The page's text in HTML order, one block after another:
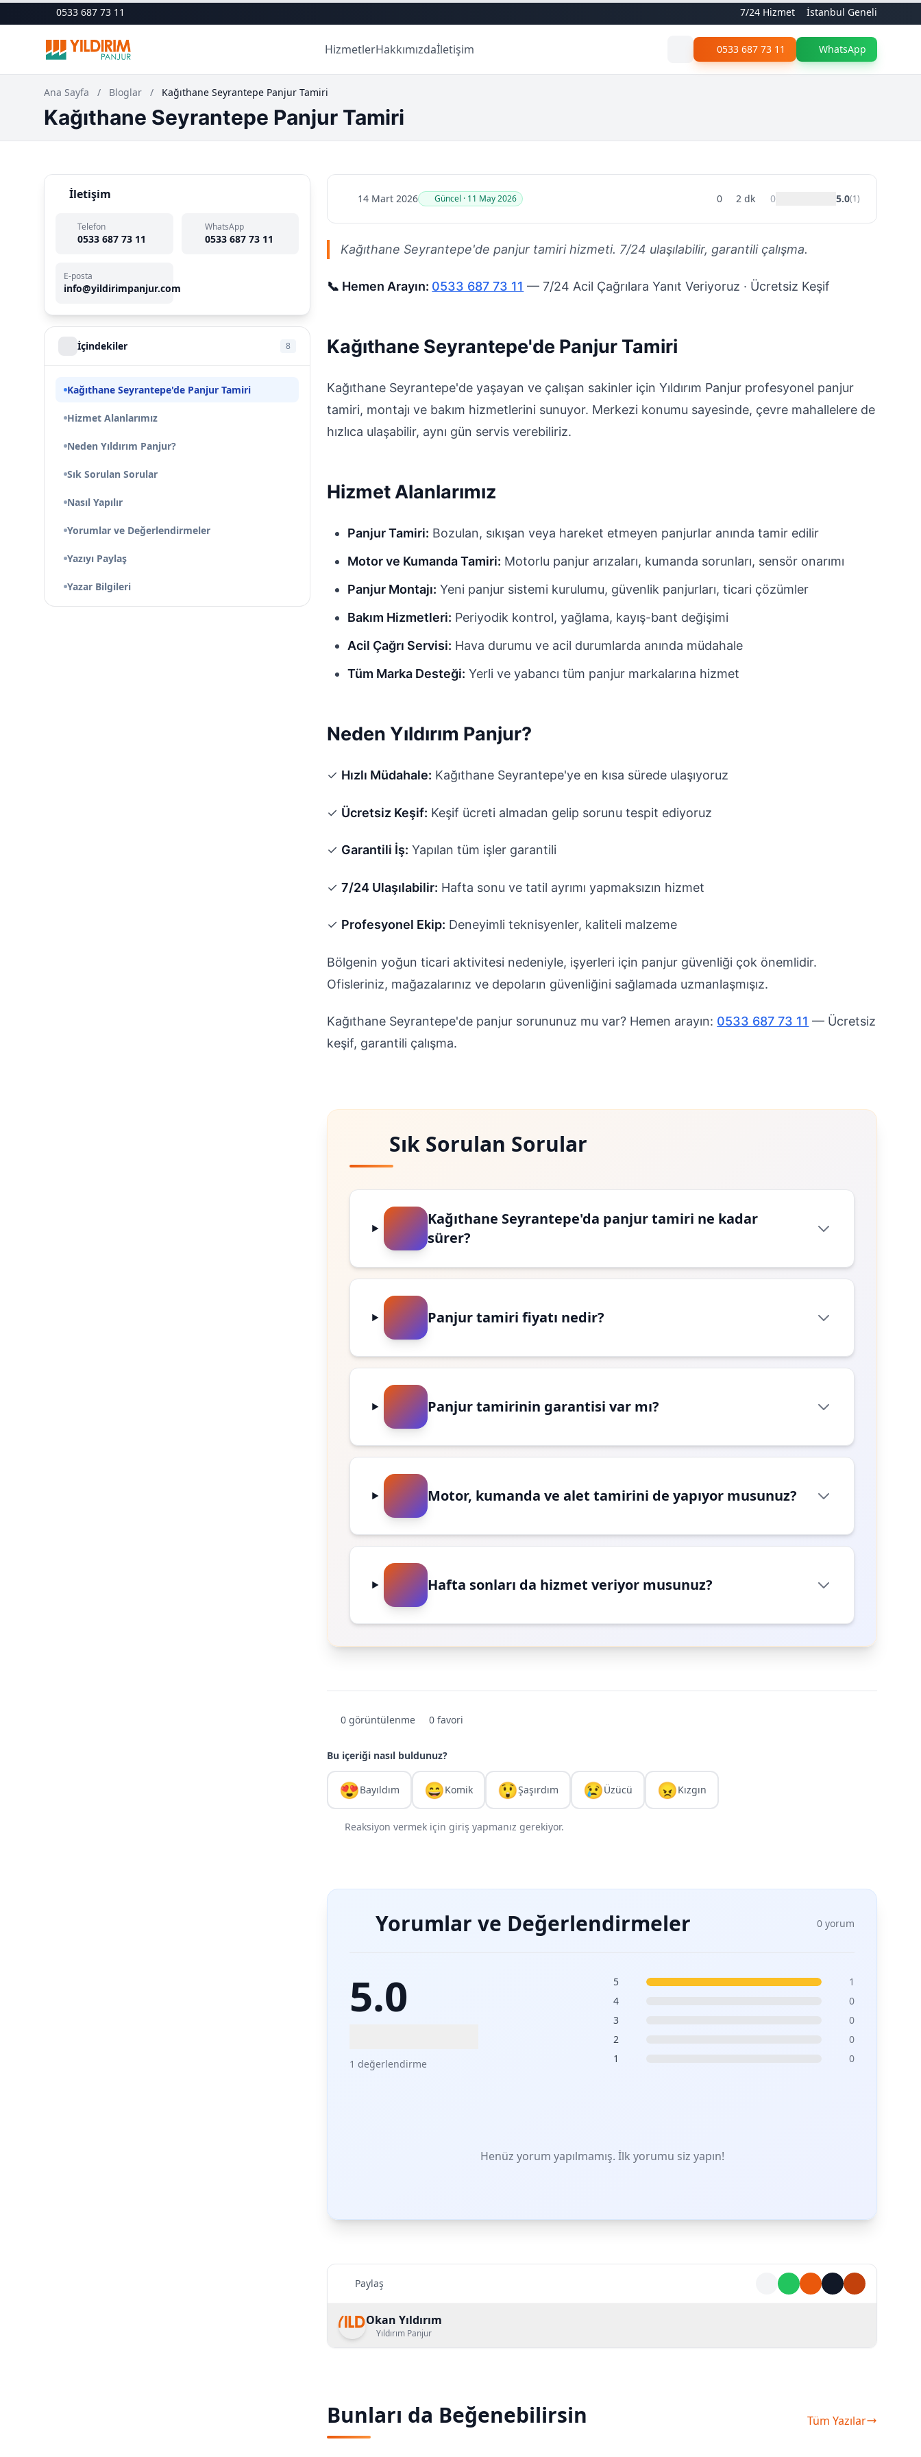
0533 687 73 11 7/24 Hizmet İstanbul Geneli
HizmetlerHakkımızdaİletişim 0533 687 73 11 WhatsApp
Ana Sayfa / Bloglar / Kağıthane Seyrantepe Panjur Tamiri
Kağıthane Seyrantepe Panjur Tamiri
İletişim
Telefon
0533 687 73 11
WhatsApp
0533 687 73 11
E-posta
info@yildirimpanjur.com
İçindekiler 8
Kağıthane Seyrantepe'de Panjur Tamiri
Hizmet Alanlarımız
Neden Yıldırım Panjur?
Sık Sorulan Sorular
Nasıl Yapılır
Yorumlar ve Değerlendirmeler
Yazıyı Paylaş
Yazar Bilgileri
14 Mart 2026 Güncel · 11 May 2026 0 2dk 0 5.0(1)
Kağıthane Seyrantepe'de panjur tamiri hizmeti. 7/24 ulaşılabilir, garantili çalışma.
📞 Hemen Arayın: 0533 687 73 11 — 7/24 Acil Çağrılara Yanıt Veriyoruz · Ücretsiz Keşif
Kağıthane Seyrantepe'de Panjur Tamiri
Kağıthane Seyrantepe'de yaşayan ve çalışan sakinler için Yıldırım Panjur profesyonel panjur
tamiri, montajı ve bakım hizmetlerini sunuyor. Merkezi konumu sayesinde, çevre mahallelere de
hızlıca ulaşabilir, aynı gün servis verebiliriz.
Hizmet Alanlarımız
Panjur Tamiri: Bozulan, sıkışan veya hareket etmeyen panjurlar anında tamir edilir
Motor ve Kumanda Tamiri: Motorlu panjur arızaları, kumanda sorunları, sensör onarımı
Panjur Montajı: Yeni panjur sistemi kurulumu, güvenlik panjurları, ticari çözümler
Bakım Hizmetleri: Periyodik kontrol, yağlama, kayış-bant değişimi
Acil Çağrı Servisi: Hava durumu ve acil durumlarda anında müdahale
Tüm Marka Desteği: Yerli ve yabancı tüm panjur markalarına hizmet
Neden Yıldırım Panjur?
✓ Hızlı Müdahale: Kağıthane Seyrantepe'ye en kısa sürede ulaşıyoruz
✓ Ücretsiz Keşif: Keşif ücreti almadan gelip sorunu tespit ediyoruz
✓ Garantili İş: Yapılan tüm işler garantili
✓7/24 Ulaşılabilir: Hafta sonu ve tatil ayrımı yapmaksızın hizmet
✓ Profesyonel Ekip: Deneyimli teknisyenler, kaliteli malzeme
Bölgenin yoğun ticari aktivitesi nedeniyle, işyerleri için panjur güvenliği çok önemlidir.
Ofisleriniz, mağazalarınız ve depoların güvenliğini sağlamada uzmanlaşmışız.
Kağıthane Seyrantepe'de panjur sorununuz mu var? Hemen arayın: 0533 687 73 11 — Ücretsiz
keşif, garantili çalışma.
Sık Sorulan Sorular
Kağıthane Seyrantepe'da panjur tamiri ne kadar
sürer?
Panjur tamiri fiyatı nedir?
Panjur tamirinin garantisi var mı?
Motor, kumanda ve alet tamirini de yapıyor musunuz?
Hafta sonları da hizmet veriyor musunuz?
0 görüntülenme 0 favori
Bu içeriği nasıl buldunuz?
😍Bayıldım 😄Komik 😲Şaşırdım 😢Üzücü 😠Kızgın
Reaksiyon vermek için giriş yapmanız gerekiyor.
Yorumlar ve Değerlendirmeler 0 yorum
5.0
1 değerlendirme
5
1
4
0
3
0
2
0
1
0
Henüz yorum yapılmamış. İlk yorumu siz yapın!
Paylaş
Okan Yıldırım
Yıldırım Panjur
Bunları da Beğenebilirsin Tüm Yazılar